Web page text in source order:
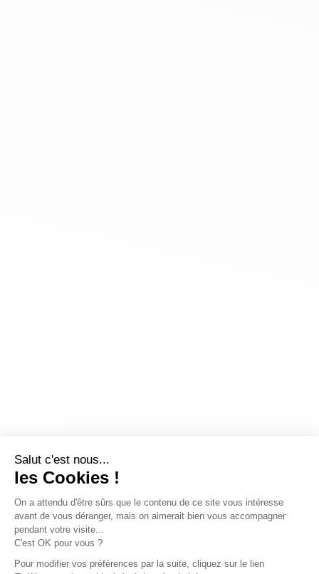
Salut c'est nous...
les Cookies !
On a attendu d'être sûrs que le contenu de ce site vous intéresse
avant de vous déranger, mais on aimerait bien vous accompagner
pendant votre visite...
C'est OK pour vous ?
Pour modifier vos préférences par la suite, cliquez sur le lien